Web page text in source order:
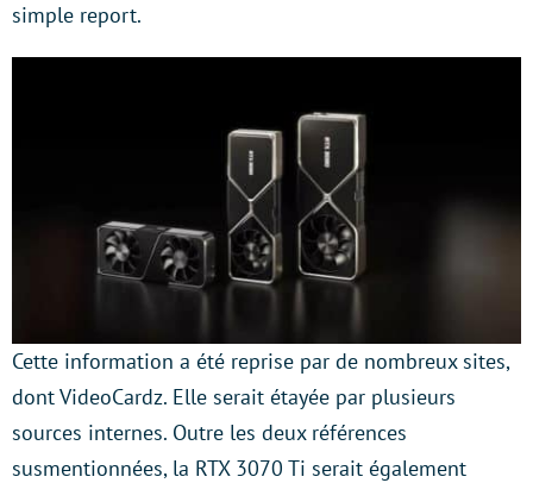
simple report.
Cette information a été reprise par de nombreux sites,
dont VideoCardz. Elle serait étayée par plusieurs
sources internes. Outre les deux références
susmentionnées, la RTX 3070 Ti serait également